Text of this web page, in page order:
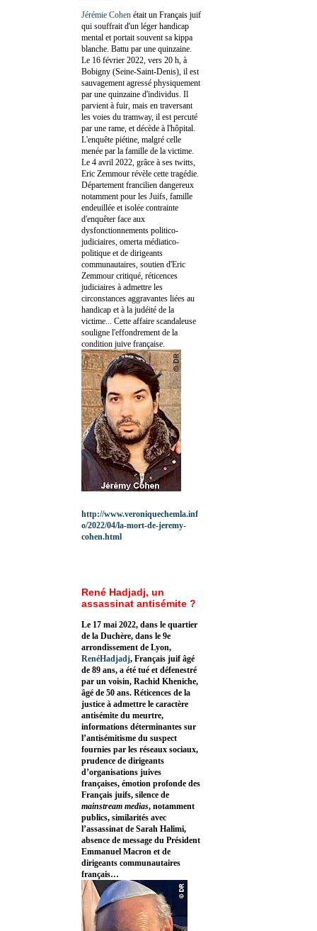
Jérémie Cohen était un Français juif
qui souffrait d'un léger handicap
mental et portait souvent sa kippa
blanche. Battu par une quinzaine.
Le 16 février 2022, vers 20 h, à
Bobigny (Seine-Saint-Denis), il est
sauvagement agressé physiquement
par une quinzaine d'individus. Il
parvient à fuir, mais en traversant
les voies du tramway, il est percuté
par une rame, et décède à l'hôpital.
L'enquête piétine, malgré celle
menée par la famille de la victime.
Le 4 avril 2022, grâce à ses twitts,
Eric Zemmour révèle cette tragédie.
Département francilien dangereux
notamment pour les Juifs, famille
endeuillée et isolée contrainte
d'enquêter face aux
dysfonctionnements politico-
judiciaires, omerta médiatico-
politique et de dirigeants
communautaires, soutien d'Eric
Zemmour critiqué, réticences
judiciaires à admettre les
circonstances aggravantes liées au
handicap et à la judéité de la
victime... Cette affaire scandaleuse
souligne l'effondrement de la
condition juive française.
http://www.veroniquechemla.inf
o/2022/04/la-mort-de-jeremy-
cohen.html
René Hadjadj, un
assassinat antisémite ?
Le 17 mai 2022, dans le quartier
de la Duchère, dans le 9e
arrondissement de Lyon,
RenéHadjadj, Français juif âgé
de 89 ans, a été tué et défenestré
par un voisin, Rachid Kheniche,
âgé de 50 ans. Réticences de la
justice à admettre le caractère
antisémite du meurtre,
informations déterminantes sur
l’antisémitisme du suspect
fournies par les réseaux sociaux,
prudence de dirigeants
d’organisations juives
françaises, émotion profonde des
Français juifs, silence de
mainstream medias, notamment
publics, similarités avec
l’assassinat de Sarah Halimi,
absence de message du Président
Emmanuel Macron et de
dirigeants communautaires
français…